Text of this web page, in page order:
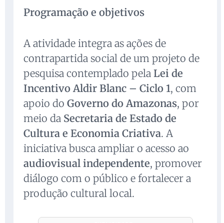
Programação e objetivos
A atividade integra as ações de
contrapartida social de um projeto de
pesquisa contemplado pela Lei de
Incentivo Aldir Blanc – Ciclo 1, com
apoio do Governo do Amazonas, por
meio da Secretaria de Estado de
Cultura e Economia Criativa. A
iniciativa busca ampliar o acesso ao
audiovisual independente, promover
diálogo com o público e fortalecer a
produção cultural local.